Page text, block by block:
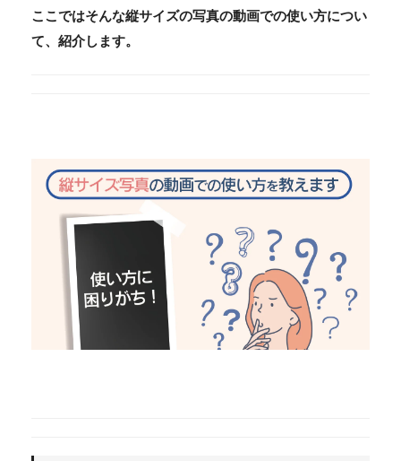
ここではそんな縦サイズの写真の動画での使い方につい
て、紹介します。